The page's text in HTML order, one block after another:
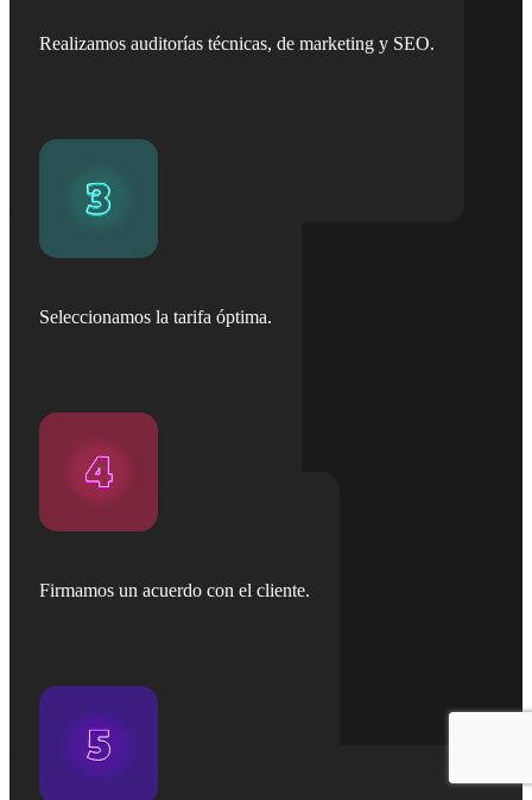
Realizamos auditorías técnicas, de marketing y SEO.
Seleccionamos la tarifa óptima.
Firmamos un acuerdo con el cliente.